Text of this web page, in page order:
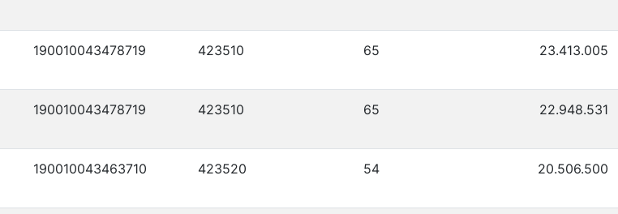
190010043478719 423510 65 23.413.005
190010043478719 423510 65 22.948.531
190010043463710 423520 54 20.506.500